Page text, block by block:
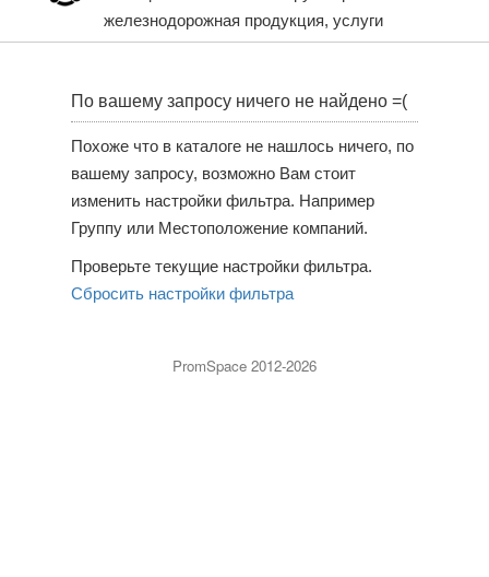
железнодорожная продукция, услуги
По вашему запросу ничего не найдено =(
Похоже что в каталоге не нашлось ничего, по
вашему запросу, возможно Вам стоит
изменить настройки фильтра. Например
Группу или Местоположение компаний.
Проверьте текущие настройки фильтра.
Сбросить настройки фильтра
PromSpace 2012-2026